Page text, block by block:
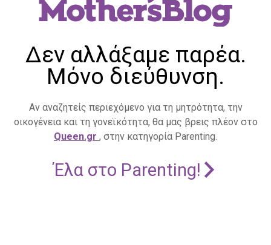
Δεν αλλάξαμε παρέα.
Μόνο διεύθυνση.
Αν αναζητείς περιεχόμενο για τη μητρότητα, την
οικογένεια και τη γονεϊκότητα, θα μας βρεις πλέον στο
Queen.gr , στην κατηγορία Parenting.
Έλα στο Parenting!